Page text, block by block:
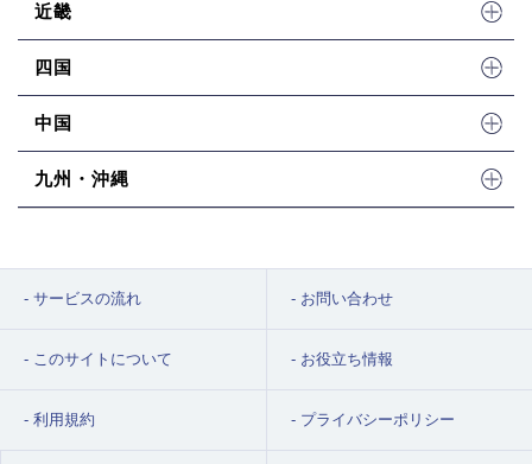
近畿
四国
中国
九州・沖縄
サービスの流れ お問い合わせ
このサイトについて お役立ち情報
利用規約 プライバシーポリシー